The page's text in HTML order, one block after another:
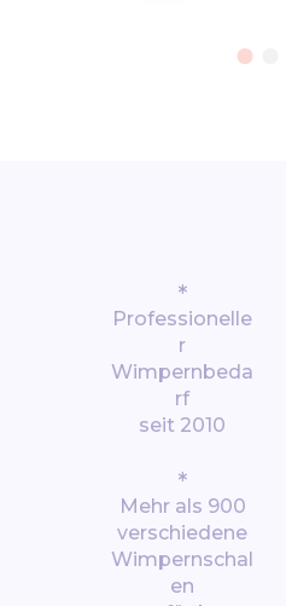
*
Professionelle
r
Wimpernbeda
rf
seit 2010
*
Mehr als 900
verschiedene
Wimpernschal
en